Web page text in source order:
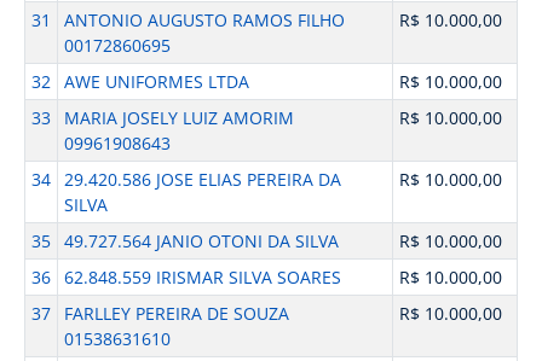
31
ANTONIO AUGUSTO RAMOS FILHO
00172860695
R$ 10.000,00
32 AWE UNIFORMES LTDA
R$ 10.000,00
33
MARIA JOSELY LUIZ AMORIM
09961908643
R$ 10.000,00
34 29.420.586 JOSE ELIAS PEREIRA DA
SILVA
R$ 10.000,00
35 49.727.564 JANIO OTONI DA SILVA
R$ 10.000,00
36 62.848.559 IRISMAR SILVA SOARES
R$ 10.000,00
37
FARLLEY PEREIRA DE SOUZA
01538631610
R$ 10.000,00